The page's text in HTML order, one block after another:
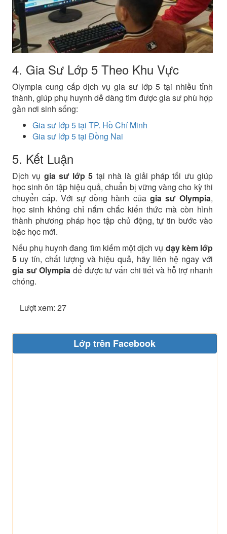
4. Gia Sư Lớp 5 Theo Khu Vực
Olympia cung cấp dịch vụ gia sư lớp 5 tại nhiều tỉnh
thành, giúp phụ huynh dễ dàng tìm được gia sư phù hợp
gần nơi sinh sống:
Gia sư lớp 5 tại TP. Hồ Chí Minh
Gia sư lớp 5 tại Đồng Nai
5. Kết Luận
Dịch vụ gia sư lớp 5 tại nhà là giải pháp tối ưu giúp
học sinh ôn tập hiệu quả, chuẩn bị vững vàng cho kỳ thi
chuyển cấp. Với sự đồng hành của gia sư Olympia,
học sinh không chỉ nắm chắc kiến thức mà còn hình
thành phương pháp học tập chủ động, tự tin bước vào
bậc học mới.
Nếu phụ huynh đang tìm kiếm một dịch vụ dạy kèm lớp
5uy tín, chất lượng và hiệu quả, hãy liên hệ ngay với
gia sư Olympia để được tư vấn chi tiết và hỗ trợ nhanh
chóng.
Lượt xem: 27
Lớp trên Facebook